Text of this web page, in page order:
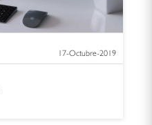
17-Octubre-2019